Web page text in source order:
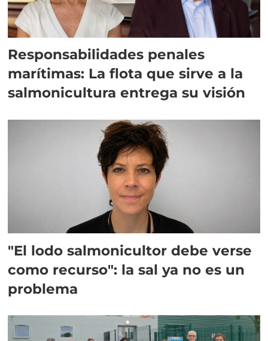
Responsabilidades penales
marítimas: La flota que sirve a la
salmonicultura entrega su visión
"El lodo salmonicultor debe verse
como recurso": la sal ya no es un
problema